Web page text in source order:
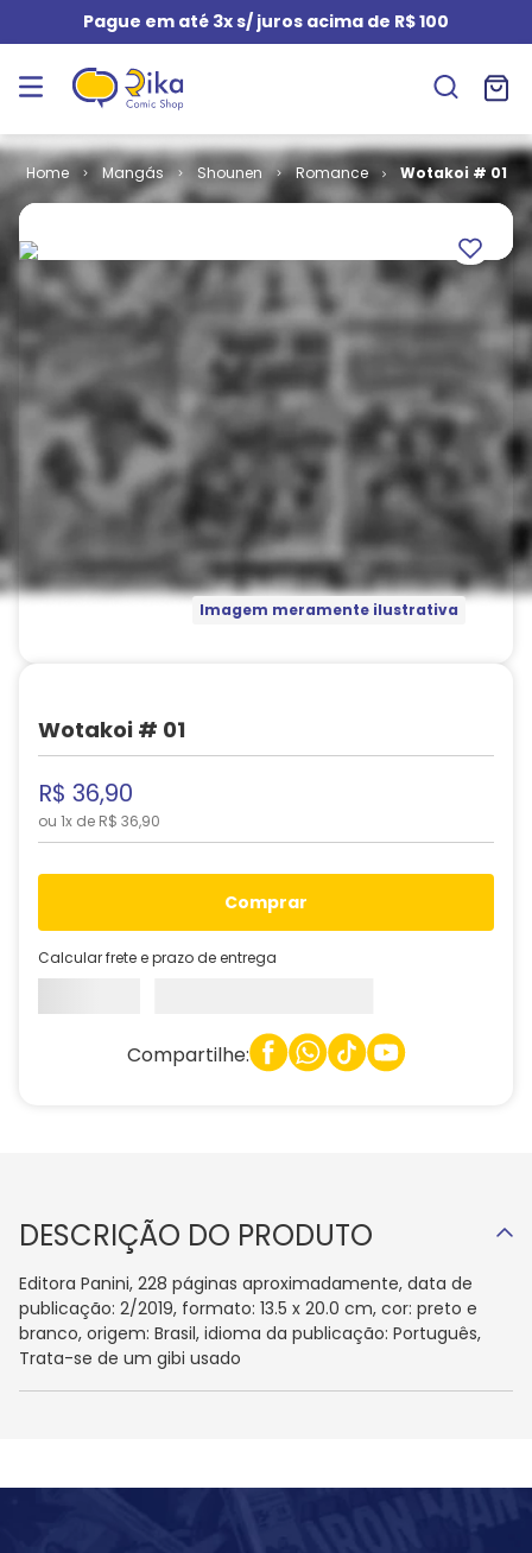
Pague em até 3x s/ juros acima de R$ 100
Mangás Shounen Romance Wotakoi # 01
Imagem meramente ilustrativa
Wotakoi # 01
R$ 36,90
ou 1x de R$ 36,90
comprar
Calcular frete e prazo de entrega
Compartilhe:
DESCRIÇÃO DO PRODUTO
Editora Panini, 228 páginas aproximadamente, data de
publicação: 2/2019, formato: 13.5 x 20.0 cm, cor: preto e
branco, origem: Brasil, idioma da publicação: Português,
Trata-se de um gibi usado